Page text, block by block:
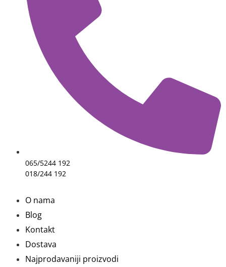
065/5244 192
018/244 192
O nama
Blog
Kontakt
Dostava
Najprodavaniji proizvodi